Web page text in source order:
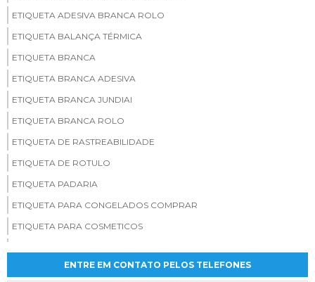
ETIQUETA ADESIVA BRANCA ROLO
ETIQUETA BALANÇA TÉRMICA
ETIQUETA BRANCA
ETIQUETA BRANCA ADESIVA
ETIQUETA BRANCA JUNDIAI
ETIQUETA BRANCA ROLO
ETIQUETA DE RASTREABILIDADE
ETIQUETA DE ROTULO
ETIQUETA PADARIA
ETIQUETA PARA CONGELADOS COMPRAR
ETIQUETA PARA COSMETICOS
ETIQUETAS ADESIVAS ATACADO
ENTRE EM CONTATO PELOS TELEFONES